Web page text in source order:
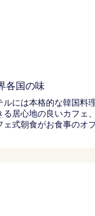
各国の味
ルには本格的な韓国料
る居心地の良いカフェ
ェ式朝食がお食事のオ